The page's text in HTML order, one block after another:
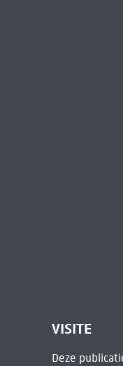
VISITE
Deze